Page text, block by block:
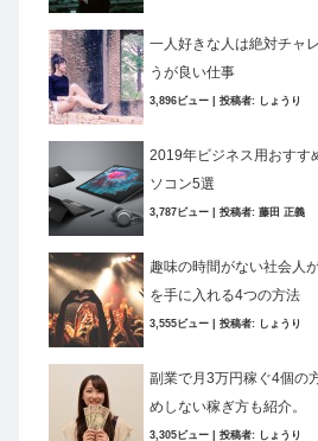
一人好きな人は絶対チャ
うが良い仕事
3,896ビュー 投稿者: しょうり
2019年ビジネス用おすす
ソコン5選
3,787ビュー 投稿者: 藤田 正義
趣味の時間がない社会人
を手に入れる4つの方法
3,555ビュー 投稿者: しょうり
副業で月3万円稼ぐ4個の
めしない稼ぎ方も紹介。
3,305ビュー 投稿者: しょうり